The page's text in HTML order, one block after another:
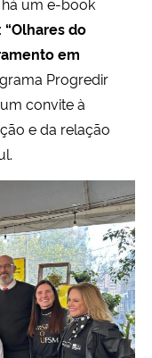
“Olhares do
em
Progredir
convite à
e da relação